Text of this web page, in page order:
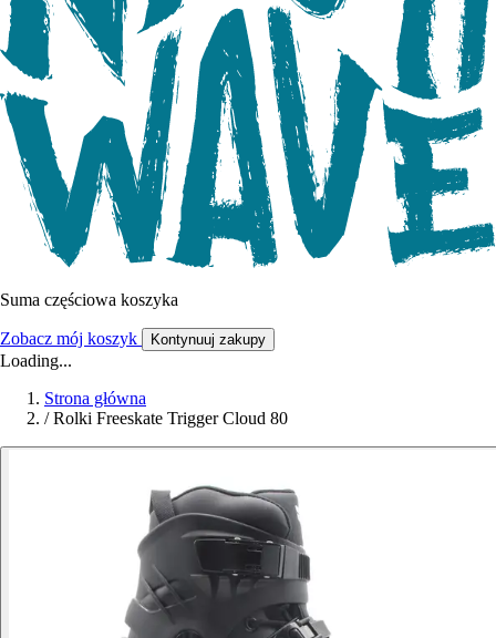
Suma częściowa koszyka
Zobacz mój koszyk Kontynuuj zakupy
Loading...
Strona główna
/ Rolki Freeskate Trigger Cloud 80